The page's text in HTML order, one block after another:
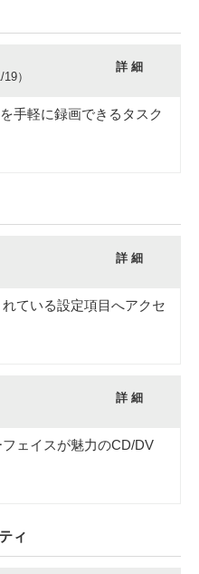
）
詳 細
手軽に録画できるタスク
詳 細
ている設定項目へアクセ
詳 細
ェイスが魅力のCD/DV
ィ